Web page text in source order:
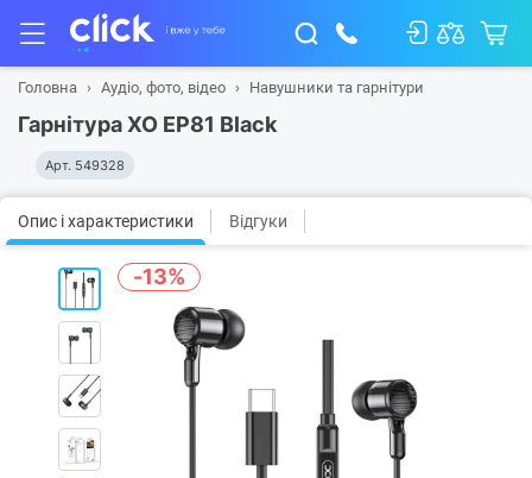
Головна Аудіо, фото, відео Навушники та гарнітури
Гарнітура XO EP81 Black
Арт. 549328
Опис і характеристики Відгуки
-13%